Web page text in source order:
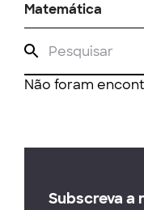
Matemática
Não foram
Subscreva a